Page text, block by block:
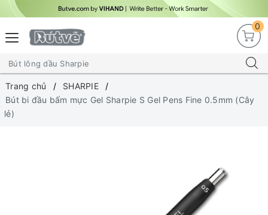
0
Trang chủ
SHARPIE
Bút bi đầu bấm mực Gel Sharpie S Gel Pens Fine 0.5mm (Cây
lẻ)